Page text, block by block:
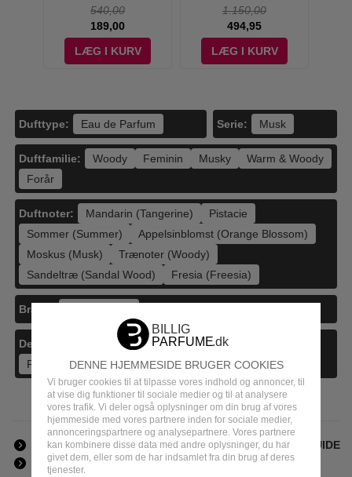
DENNE HJEMMESIDE BRUGER COOKIES
Vi bruger cookies til at tilpasse vores indhold og annoncer, til
at vise dig funktioner til sociale medier og til at analysere
vores trafik. Vi deler også oplysninger om din brug af vores
hjemmeside med vores partnere inden for sociale medier,
annonceringspartnere og analysepartnere. Vores partnere
kan kombinere disse data med andre oplysninger, du har
givet dem, eller som de har indsamlet fra din brug af deres
tjenester.
540,00
189,00
LÆG I KURV
1.150,00
494,95
LÆG I KURV
Dufttype: Eau de Parfum Serie: Musk
Duftnoter: Mandarin (Tangerine)
Pistacie
Sommer (Summer)
Appelsinblomst (Orange Blossom)
Moskus (Musk)
Trænoter (Woody)
Sandeltræ (Sandal Wood)
Fresia (Freesia)
Duftfamilie: Woody Feminin Musky
Warm & Woody
Forår
Brand:
Detajler: 50 ml (1,7 oz) Parfume
Parfume Kvinder
Feminine Dufte
2026
ALT ISSEY MIYAKE ALLE MÆRKER
DUFTGUIDE
INGREDIENSER | PRODUCENT | SIKKERHED